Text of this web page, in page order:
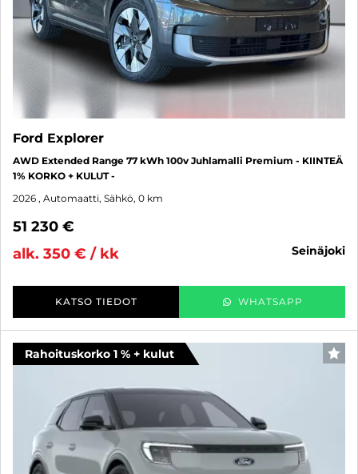
Ford Explorer
AWD Extended Range 77 kWh 100v Juhlamalli Premium - KIINTEÄ
1% KORKO + KULUT -
2026 , Automaatti, Sähkö, 0 km
51 230 €
alk. 350 € / kk
seinäjoki
KATSO TIEDOT WHATSAPP
Rahoituskorko 1 % + kulut